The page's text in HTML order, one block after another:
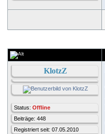
KlotzZ
Status: Offline
Beiträge: 448
Registriert seit: 07.05.2010